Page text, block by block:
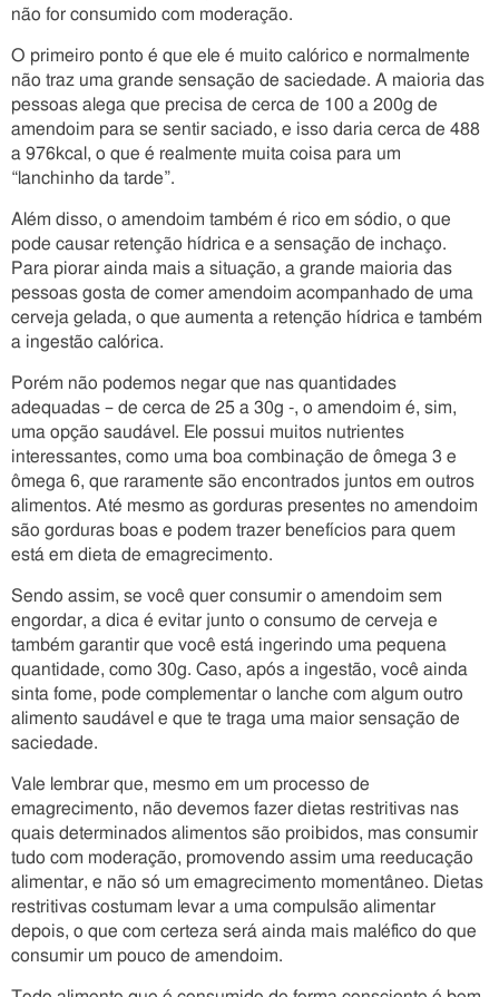
não for consumido com moderação.
O primeiro ponto é que ele é muito calórico e normalmente
não traz uma grande sensação de saciedade. A maioria das
pessoas alega que precisa de cerca de 100 a 200g de
amendoim para se sentir saciado, e isso daria cerca de 488
a 976kcal, o que é realmente muita coisa para um
“lanchinho da tarde”.
Além disso, o amendoim também é rico em sódio, o que
pode causar retenção hídrica e a sensação de inchaço.
Para piorar ainda mais a situação, a grande maioria das
pessoas gosta de comer amendoim acompanhado de uma
cerveja gelada, o que aumenta a retenção hídrica e também
a ingestão calórica.
Porém não podemos negar que nas quantidades
adequadas – de cerca de 25 a 30g -, o amendoim é, sim,
uma opção saudável. Ele possui muitos nutrientes
interessantes, como uma boa combinação de ômega 3 e
ômega 6, que raramente são encontrados juntos em outros
alimentos. Até mesmo as gorduras presentes no amendoim
são gorduras boas e podem trazer benefícios para quem
está em dieta de emagrecimento.
Sendo assim, se você quer consumir o amendoim sem
engordar, a dica é evitar junto o consumo de cerveja e
também garantir que você está ingerindo uma pequena
quantidade, como 30g. Caso, após a ingestão, você ainda
sinta fome, pode complementar o lanche com algum outro
alimento saudável e que te traga uma maior sensação de
saciedade.
Vale lembrar que, mesmo em um processo de
emagrecimento, não devemos fazer dietas restritivas nas
quais determinados alimentos são proibidos, mas consumir
tudo com moderação, promovendo assim uma reeducação
alimentar, e não só um emagrecimento momentâneo. Dietas
restritivas costumam levar a uma compulsão alimentar
depois, o que com certeza será ainda mais maléfico do que
consumir um pouco de amendoim.